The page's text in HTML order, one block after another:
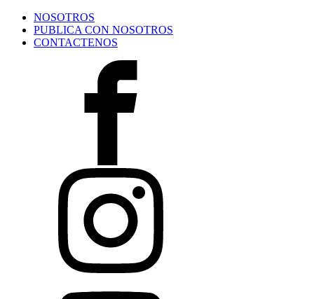
NOSOTROS
PUBLICA CON NOSOTROS
CONTACTENOS